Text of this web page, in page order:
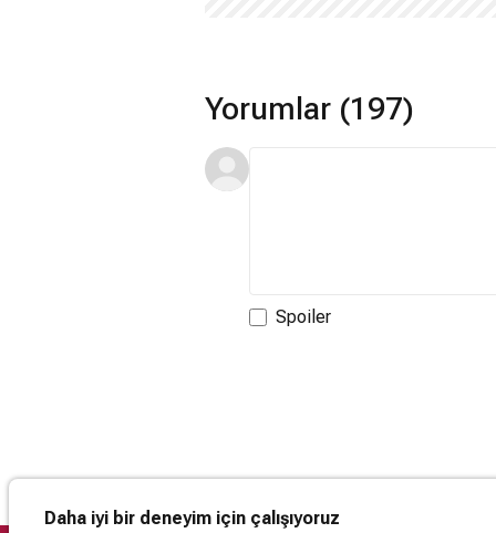
Yorumlar (197)
Spoiler
Daha iyi bir deneyim için çalışıyoruz